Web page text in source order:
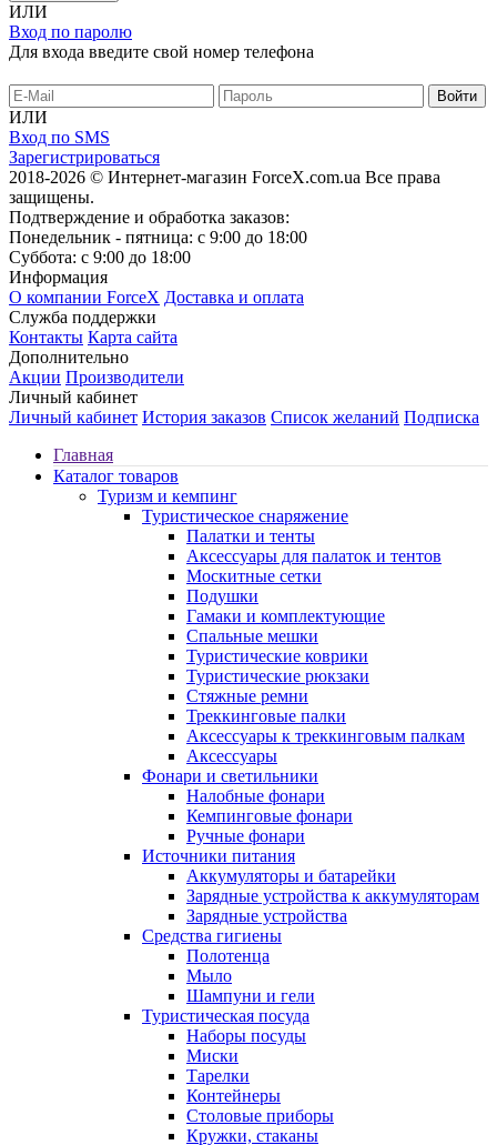
ИЛИ
Вход по паролю
Для входа введите свой номер телефона
ИЛИ
Вход по SMS
Зарегистрироваться
2018-2026 © Интернет-магазин ForceX.com.ua Все права
защищены.
Подтверждение и обработка заказов:
Понедельник - пятница: с 9:00 до 18:00
Суббота: с 9:00 до 18:00
Информация
О компании ForceX Доставка и оплата
Служба поддержки
Контакты Карта сайта
Дополнительно
Акции Производители
Личный кабинет
Личный кабинет История заказов Список желаний Подписка
Главная
Каталог товаров
Туризм и кемпинг
Туристическое снаряжение
Палатки и тенты
Аксессуары для палаток и тентов
Москитные сетки
Подушки
Гамаки и комплектующие
Спальные мешки
Туристические коврики
Туристические рюкзаки
Стяжные ремни
Треккинговые палки
Аксессуары к треккинговым палкам
Аксессуары
Фонари и светильники
Налобные фонари
Кемпинговые фонари
Ручные фонари
Источники питания
Аккумуляторы и батарейки
Зарядные устройства к аккумуляторам
Зарядные устройства
Средства гигиены
Полотенца
Мыло
Шампуни и гели
Туристическая посуда
Наборы посуды
Миски
Тарелки
Контейнеры
Столовые приборы
Кружки, стаканы